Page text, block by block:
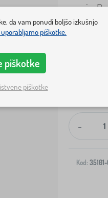
pranju.
Dostava
-
Kod:
da vam ponudi boljšo izkušnjo
piškotke.
piškotke
piškotke